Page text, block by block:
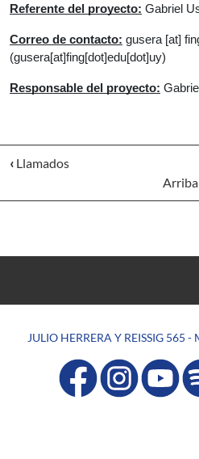
Referente del proyecto: Gabriel
Correo de contacto: gusera [at]
(gusera[at]fing[dot]edu[dot]uy)
Responsable del proyecto:
‹ Llamados
Arriba
JULIO HERRERA Y REISSIG 565